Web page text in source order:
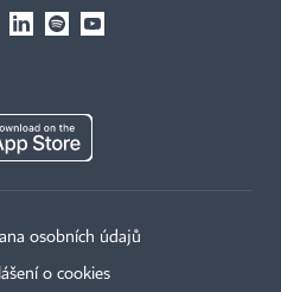
osobních údajů
o cookies